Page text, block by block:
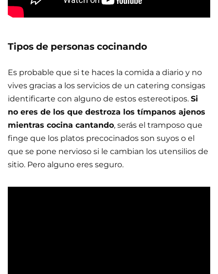
Tipos de personas cocinando
Es probable que si te haces la comida a diario y no
vives gracias a los servicios de un catering consigas
identificarte con alguno de estos estereotipos. Si
no eres de los que destroza los tímpanos ajenos
mientras cocina cantando, serás el tramposo que
finge que los platos precocinados son suyos o el
que se pone nervioso si le cambian los utensilios de
sitio. Pero alguno eres seguro.